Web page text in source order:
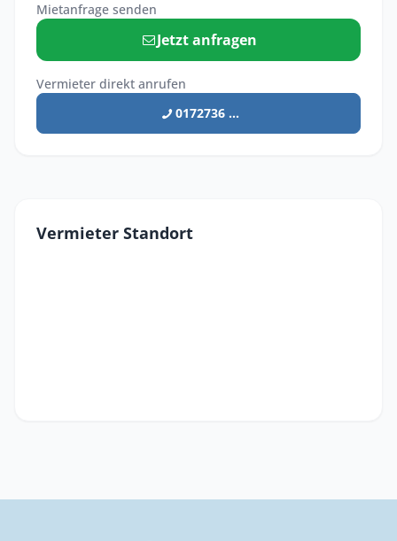
Mietanfrage senden
Jetzt anfragen
Vermieter direkt anrufen
0172736 ...
Vermieter Standort